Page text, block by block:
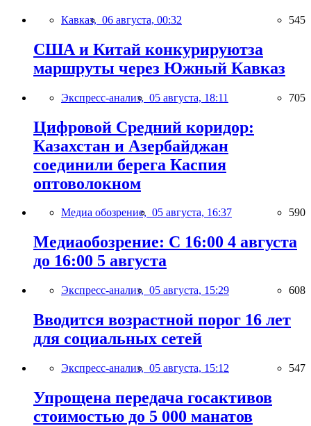
Кавказ, 06 августа, 00:32 545
США и Китай конкурируютза
маршруты через Южный Кавказ
Экспресс-анализ, 05 августа, 18:11 705
Цифровой Средний коридор:
Казахстан и Азербайджан
соединили берега Каспия
оптоволокном
Медиа обозрение, 05 августа, 16:37 590
Медиаобозрение: С 16:00 4 августа
до 16:00 5 августа
Экспресс-анализ, 05 августа, 15:29 608
Вводится возрастной порог 16 лет
для социальных сетей
Экспресс-анализ, 05 августа, 15:12 547
Упрощена передача госактивов
стоимостью до 5 000 манатов